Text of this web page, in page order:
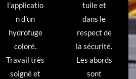
l’applicatio
n d’un
hydrofuge
coloré.
Travail très
soigné et
tuile et
dans le
respect de
la sécurité.
Les abords
sont